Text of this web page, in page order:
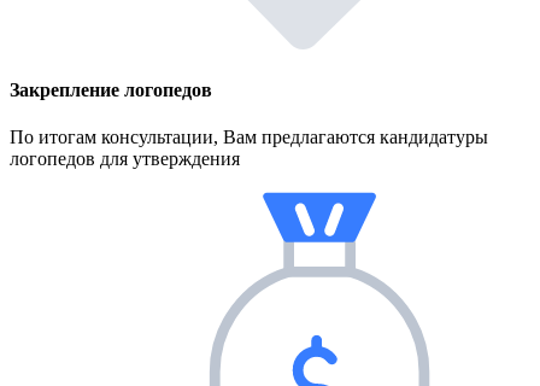
Закрепление логопедов
По итогам консультации, Вам предлагаются кандидатуры
логопедов для утверждения